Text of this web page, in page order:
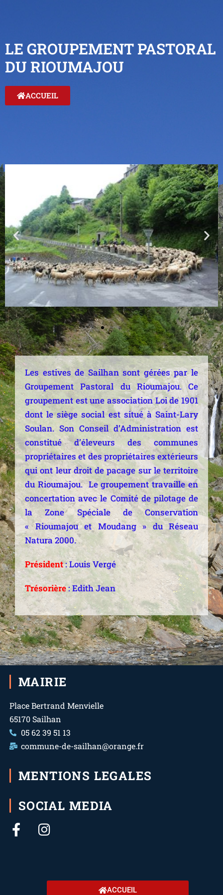
LE GROUPEMENT PASTORAL
DU RIOUMAJOU
ACCUEIL
Les estives de Sailhan sont gérées par le
Groupement Pastoral du Rioumajou. Ce
groupement est une association Loi de 1901
dont le siège social est situé à Saint-Lary
Soulan. Son Conseil d’Administration est
constitué d’éleveurs des communes
propriétaires et des propriétaires extérieurs
qui ont leur droit de pacage sur le territoire
du Rioumajou. Le groupement travaille en
concertation avec le Comité de pilotage de
la Zone Spéciale de Conservation
« Rioumajou et Moudang » du Réseau
Natura 2000.
Président: Louis Vergé
Trésorière: Edith Jean
MAIRIE
Place Bertrand Menvielle
65170 Sailhan
05 62 39 51 13
commune-de-sailhan@orange.fr
MENTIONS LEGALES
SOCIAL MEDIA
ACCUEIL